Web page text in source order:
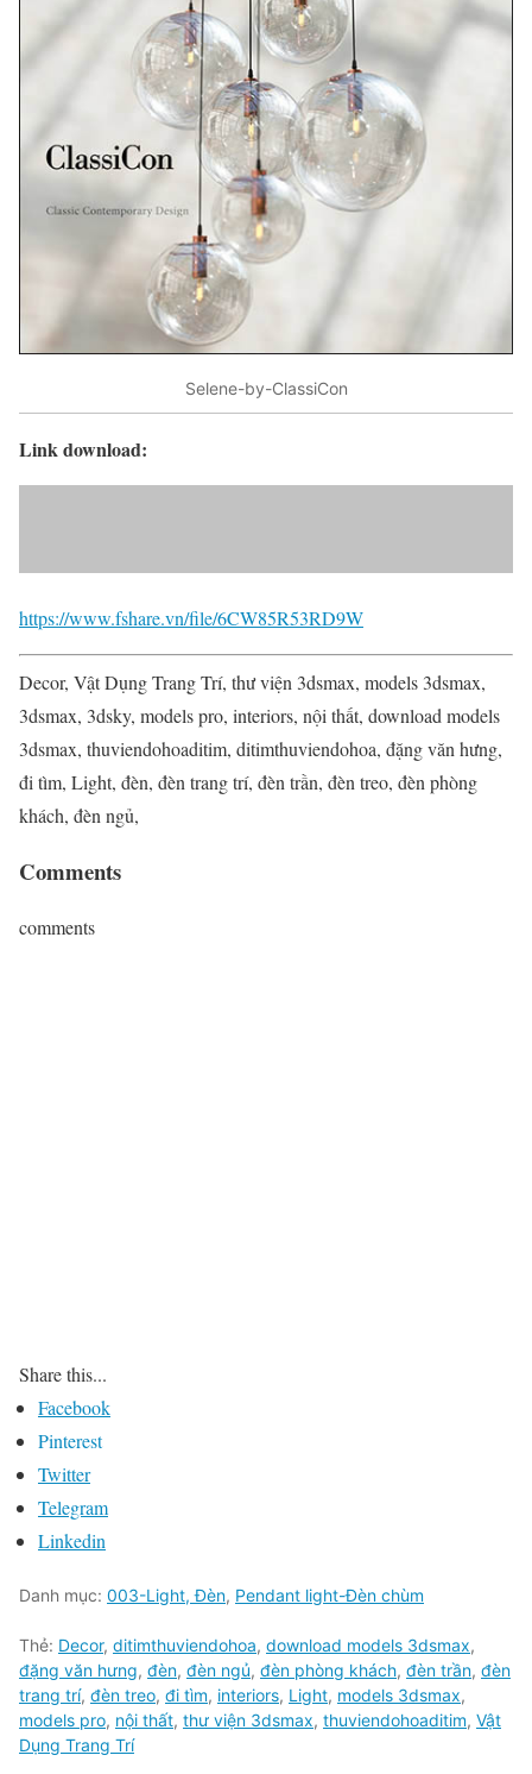
Selene-by-ClassiCon
Link download:
https://www.fshare.vn/file/6CW85R53RD9W
Decor, Vật Dụng Trang Trí, thư viện 3dsmax, models 3dsmax,
3dsmax, 3dsky, models pro, interiors, nội thất, download models
3dsmax, thuviendohoaditim, ditimthuviendohoa, đặng văn hưng,
đi tìm, Light, đèn, đèn trang trí, đèn trần, đèn treo, đèn phòng
khách, đèn ngủ,
Comments
comments
Share this...
Facebook
Pinterest
Twitter
Telegram
Linkedin
Danh mục: 003-Light, Đèn, Pendant light-Đèn chùm
Thẻ: Decor, ditimthuviendohoa, download models 3dsmax,
đặng văn hưng, đèn, đèn ngủ, đèn phòng khách, đèn trần, đèn
trang trí, đèn treo, đi tìm, interiors, Light, models 3dsmax,
models pro, nội thất, thư viện 3dsmax, thuviendohoaditim, Vật
Dụng Trang Trí